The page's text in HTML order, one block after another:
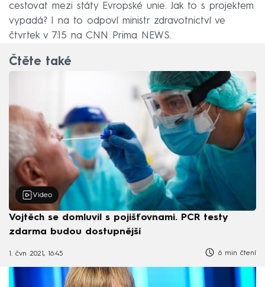
cestovat mezi státy Evropské unie. Jak to s projektem
vypadá? I na to odpoví ministr zdravotnictví ve
čtvrtek v 7:15 na CNN Prima NEWS.
Čtěte také
Video
Vojtěch se domluvil s pojišťovnami. PCR testy
zdarma budou dostupnější
1. čvn 2021, 16:45 6 min čtení